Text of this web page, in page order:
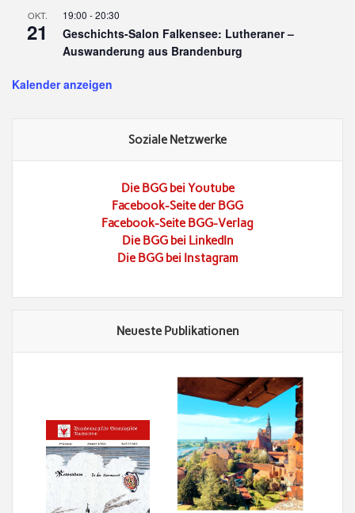
OKT.
21
19:00 -20:30
Geschichts-Salon Falkensee: Lutheraner –
Auswanderung aus Brandenburg
Kalender anzeigen
Soziale Netzwerke
Die BGG bei Youtube
Facebook-Seite der BGG
Facebook-Seite BGG-Verlag
Die BGG bei LinkedIn
Die BGG bei Instagram
Neueste Publikationen